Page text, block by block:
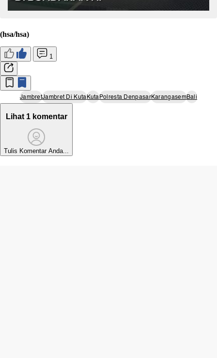
(hsa/hsa)
1
JambretJambret Di KutaKutaPolresta DenpasarKarangasemBali
Lihat 1 komentar
Tulis Komentar Anda...